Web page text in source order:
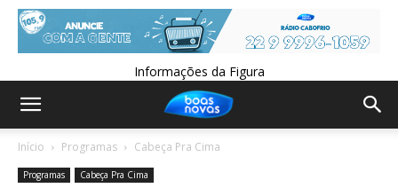
Informações da Figura
Início Programas Cabeça Pra Cima
Programas Cabeça Pra Cima